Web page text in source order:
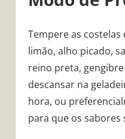
Tempere as
limão, alho picado,
reino preta,
descansar na
hora, ou
para que os sabores